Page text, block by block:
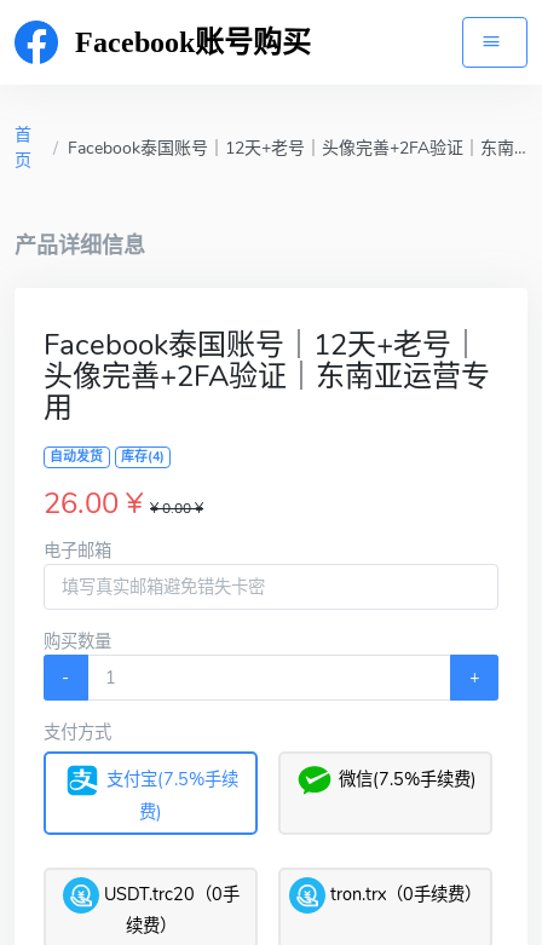
Facebook账号购买
首
页
/ Facebook泰国账号｜12天+老号｜头像完善+2FA验证｜东南亚运营专用
产品详细信息
Facebook泰国账号｜12天+老号｜
头像完善+2FA验证｜东南亚运营专
用
自动发货 库存(4)
26.00 ¥ ¥ 0.00 ¥
电子邮箱
购买数量
-
+
支付方式
支付宝(7.5%手续
费)
微信(7.5%手续费)
USDT.trc20（0手
续费）
tron.trx（0手续费）